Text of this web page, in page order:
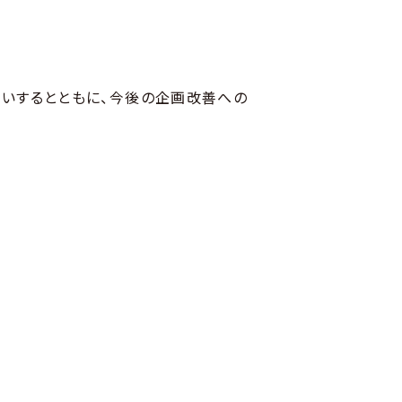
するとともに、今後の企画改善への